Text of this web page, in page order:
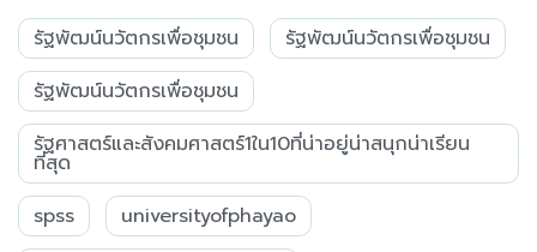
รัฐพัฒน์นวัตกรเพื่อชุมชน
รัฐพัฒน์นวัตกรเพื่อชุมชน
รัฐพัฒน์นวัตกรเพื่อชุมชน
รัฐศาสตร์และสังคมศาสตร์1ใน10ที่น่าอยู่น่าสนุกน่าเรียน
ที่สุด
spss
universityofphayao